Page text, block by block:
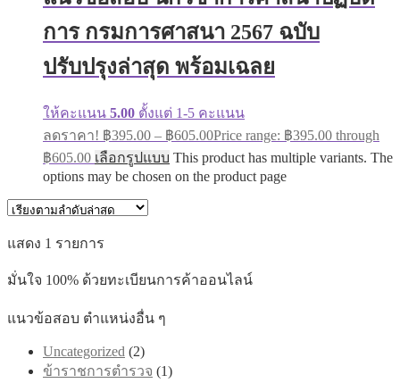
การ กรมการศาสนา 2567 ฉบับ
ปรับปรุงล่าสุด พร้อมเฉลย
ให้คะแนน 5.00 ตั้งแต่ 1-5 คะแนน
ลดราคา! ฿395.00 – ฿605.00Price range: ฿395.00 through
฿605.00 เลือกรูปแบบ This product has multiple variants. The
options may be chosen on the product page
แสดง 1 รายการ
มั่นใจ 100% ด้วยทะเบียนการค้าออนไลน์
แนวข้อสอบ ตำแหน่งอื่น ๆ
Uncategorized (2)
ข้าราชการตำรวจ (1)